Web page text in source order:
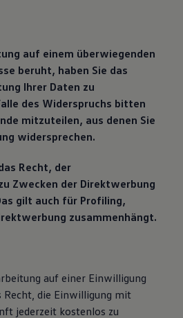
auf einem überwiegenden
beruht, haben Sie das
Ihrer Daten zu
des Widerspruchs bitten
mitzuteilen, aus denen Sie
widersprechen.
Recht, der
Zwecken der Direktwerbung
gilt auch für Profiling,
zusammenhängt.
auf einer Einwilligung
Recht, die Einwilligung mit
jederzeit kostenlos zu